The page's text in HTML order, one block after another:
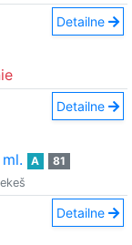
Detailne
Detailne
A
81
Detailne